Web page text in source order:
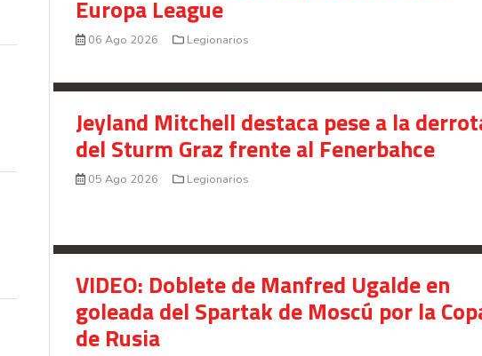
Europa League
06 Ago 2026 Legionarios
Jeyland Mitchell destaca pese a la
del Sturm Graz frente al Fenerbahce
05 Ago 2026 Legionarios
VIDEO: Doblete de Manfred Ugalde en
goleada del Spartak de Moscú por la
de Rusia